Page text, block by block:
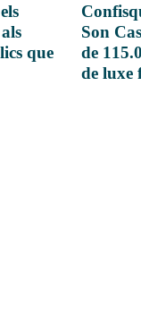
que
Son
de
de luxe